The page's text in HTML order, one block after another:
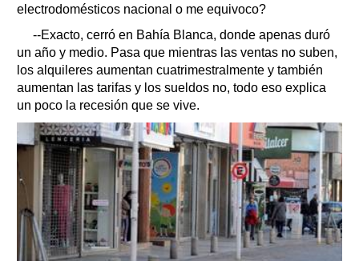
electrodomésticos nacional o me equivoco?
--Exacto, cerró en Bahía Blanca, donde apenas duró
un año y medio. Pasa que mientras las ventas no suben,
los alquileres aumentan cuatrimestralmente y también
aumentan las tarifas y los sueldos no, todo eso explica
un poco la recesión que se vive.